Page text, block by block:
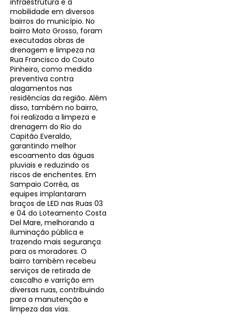
infraestrutura e a
mobilidade em diversos
bairros do município. No
bairro Mato Grosso, foram
executadas obras de
drenagem e limpeza na
Rua Francisco do Couto
Pinheiro, como medida
preventiva contra
alagamentos nas
residências da região. Além
disso, também no bairro,
foi realizada a limpeza e
drenagem do Rio do
Capitão Everaldo,
garantindo melhor
escoamento das águas
pluviais e reduzindo os
riscos de enchentes. Em
Sampaio Corrêa, as
equipes implantaram
braços de LED nas Ruas 03
e 04 do Loteamento Costa
Del Mare, melhorando a
iluminação pública e
trazendo mais segurança
para os moradores. O
bairro também recebeu
serviços de retirada de
cascalho e varrição em
diversas ruas, contribuindo
para a manutenção e
limpeza das vias.